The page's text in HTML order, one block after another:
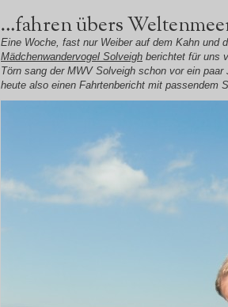
…fahren übers
Eine Woche, fast nur Weiber auf dem Kahn
Mädchenwandervogel Solveigh berichtet für uns
Törn sang der MWV Solveigh schon vor ein paar
heute also einen Fahrtenbericht mit passendem